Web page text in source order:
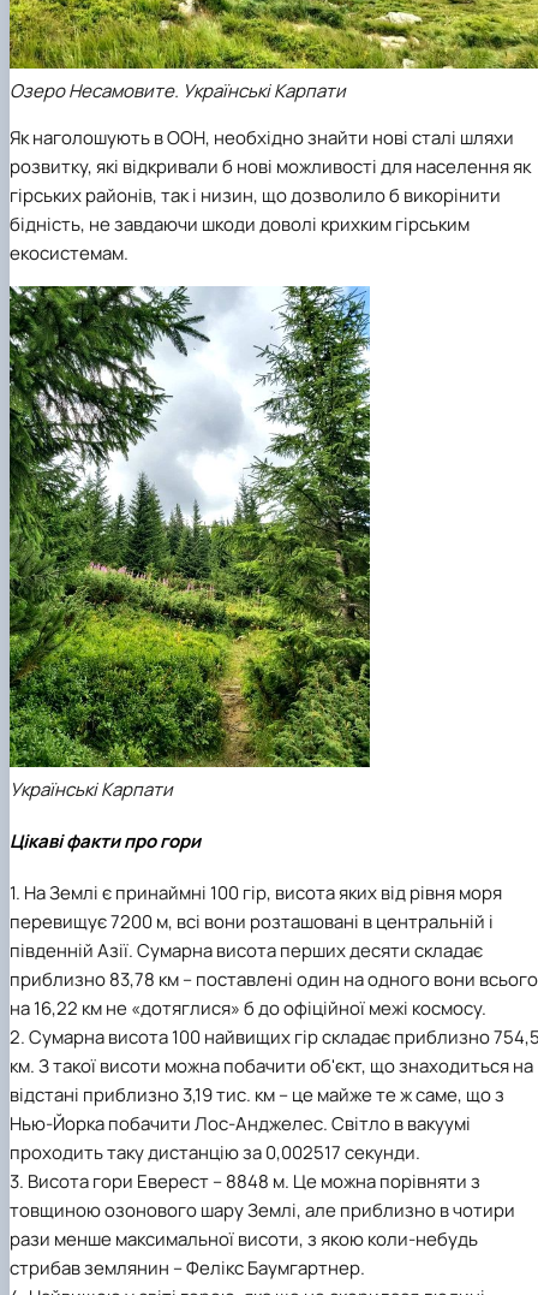
Озеро Несамовите. Українські Карпати
Як наголошують в ООН, необхідно знайти нові сталі шляхи
розвитку, які відкривали б нові можливості для населення як
гірських районів, так і низин, що дозволило б викорінити
бідність, не завдаючи шкоди доволі крихким гірським
екосистемам.
Українські Карпати
Цікаві факти про гори
1. На Землі є принаймні 100 гір, висота яких від рівня моря
перевищує 7200 м, всі вони розташовані в центральній і
південній Азії. Сумарна висота перших десяти складає
приблизно 83,78 км – поставлені один на одного вони всього
на 16,22 км не «дотяглися» б до офіційної межі космосу.
2. Сумарна висота 100 найвищих гір складає приблизно
км. З такої висоти можна побачити об'єкт, що знаходиться на
відстані приблизно 3,19 тис. км – це майже те ж саме, що з
Нью-Йорка побачити Лос-Анджелес. Світло в вакуумі
проходить таку дистанцію за 0,002517 секунди.
3. Висота гори Еверест – 8848 м. Це можна порівняти з
товщиною озонового шару Землі, але приблизно в чотири
рази менше максимальної висоти, з якою коли-небудь
стрибав землянин – Фелікс Баумгартнер.